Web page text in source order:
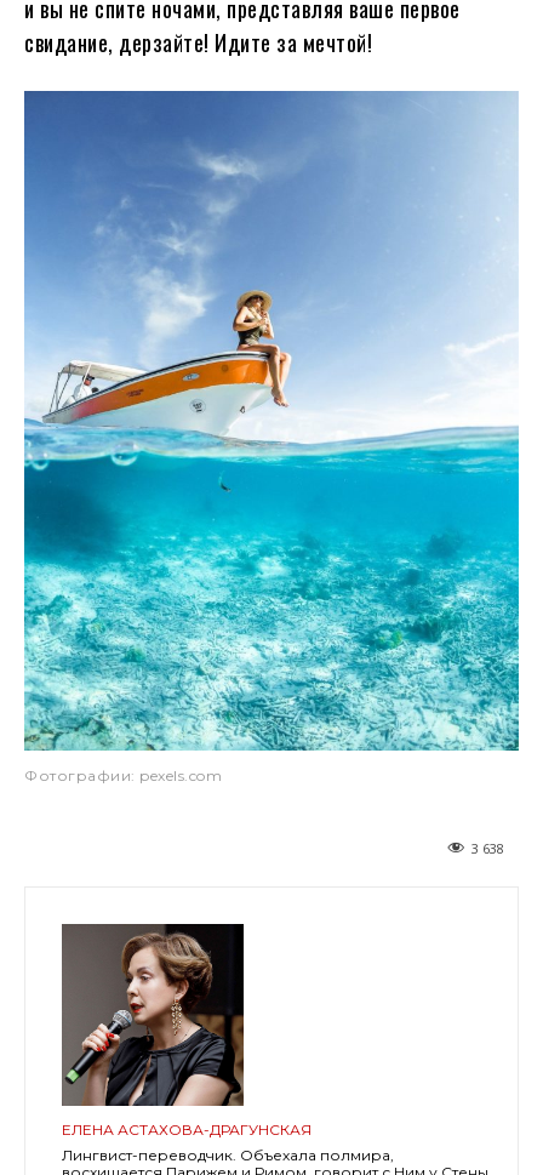
и вы не спите ночами, представляя ваше первое
свидание, дерзайте! Идите за мечтой!
Фотографии: pexels.com
3 638
ЕЛЕНА АСТАХОВА-ДРАГУНСКАЯ
Лингвист-переводчик. Объехала полмира,